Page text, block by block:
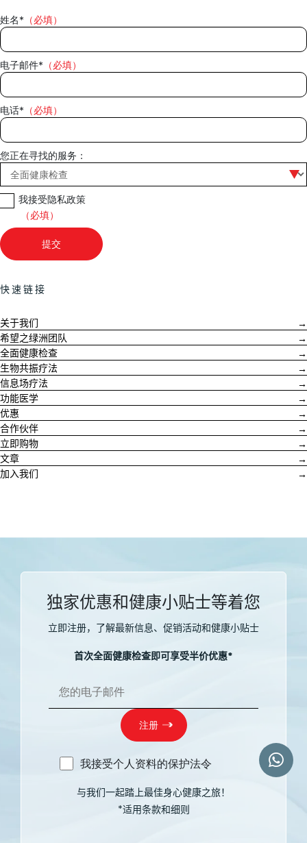
姓名* （必填）
电子邮件* （必填）
电话* （必填）
您正在寻找的服务：
我接受隐私政策
（必填）
快速链接
关于我们
希望之绿洲团队
全面健康检查
生物共振疗法
信息场疗法
功能医学
优惠
合作伙伴
立即购物
文章
加入我们
独家优惠和健康小贴士等着您
立即注册，了解最新信息、促销活动和健康小贴士
首次全面健康检查即可享受半价优惠*
我接受个人资料的保护法令
与我们一起踏上最佳身心健康之旅！
*适用条款和细则